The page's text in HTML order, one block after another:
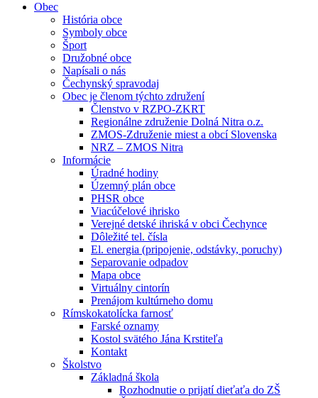
Obec
História obce
Symboly obce
Šport
Družobné obce
Napísali o nás
Čechynský spravodaj
Obec je členom týchto združení
Členstvo v RZPO-ZKRT
Regionálne združenie Dolná Nitra o.z.
ZMOS-Združenie miest a obcí Slovenska
NRZ – ZMOS Nitra
Informácie
Úradné hodiny
Územný plán obce
PHSR obce
Viacúčelové ihrisko
Verejné detské ihriská v obci Čechynce
Dôležité tel. čísla
El. energia (pripojenie, odstávky, poruchy)
Separovanie odpadov
Mapa obce
Virtuálny cintorín
Prenájom kultúrneho domu
Rímskokatolícka farnosť
Farské oznamy
Kostol svätého Jána Krstiteľa
Kontakt
Školstvo
Základná škola
Rozhodnutie o prijatí dieťaťa do ZŠ